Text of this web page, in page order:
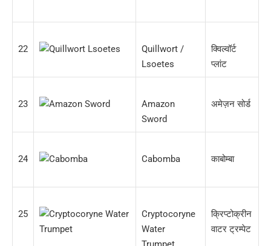
22
Quillwort /
Lsoetes
क्विल्वॉर्ट
प्लांट
23
Amazon
Sword
अमेज़न सोर्ड
24 Cabomba काबोम्बा
25
Cryptocoryne
Water
क्रिप्टोक्रीन
वाटर ट्रम्पेट